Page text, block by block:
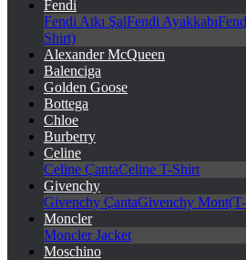
Fendi
Fendi Atkı ŞalFendi Ayakkabı
Shirt)
Alexander McQueen
Balenciga
Golden Goose
Bottega
Chloe
Burberry
Celine
Celine ÇantaCeline T-Shirt
Givenchy
Givenchy ÇantaGivenchy
Moncler
Moncler Jacket
Moschino